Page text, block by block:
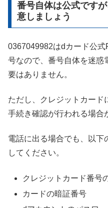
番号自体は公式です
意しましょう
0367049982はdカード公
号なので、番号自体を迷惑
要はありません。
ただし、クレジットカード
手続き確認が行われる場合
電話に出る場合でも、以下
してください。
クレジットカード番号
カードの暗証番号